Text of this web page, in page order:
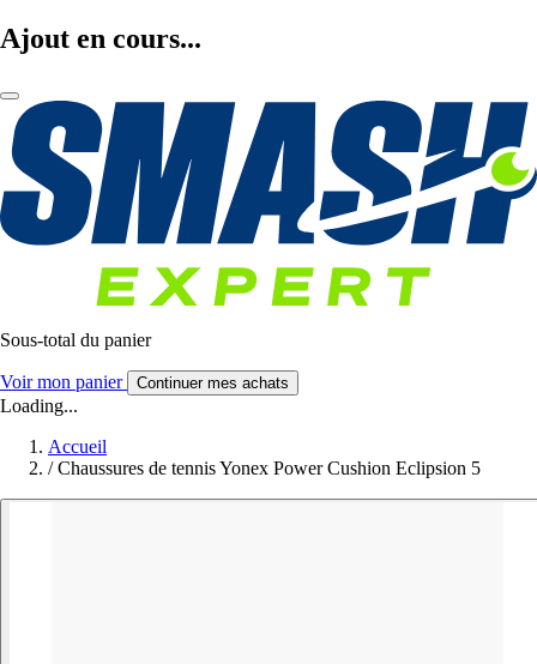
Ajout en cours...
Sous-total du panier
Voir mon panier Continuer mes achats
Loading...
Accueil
/ Chaussures de tennis Yonex Power Cushion Eclipsion 5